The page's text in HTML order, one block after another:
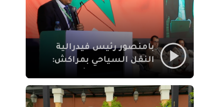
بامنصور رئيس فيدرالية
النقل السياحي بمراكش:
والاصلاح التشريعي
ركيزتان أساسيتان لكسب